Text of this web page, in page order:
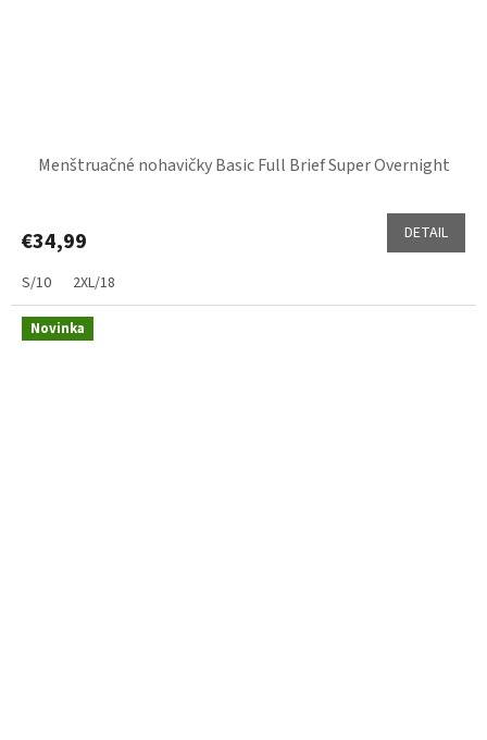
Menštruačné nohavičky Basic Full Brief Super Overnight
€34,99 DETAIL
S/10 2XL/18
Novinka